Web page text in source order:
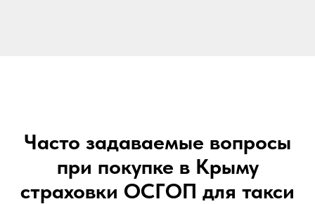
Часто задаваемые вопросы
при покупке в Крыму
страховки ОСГОП для такси